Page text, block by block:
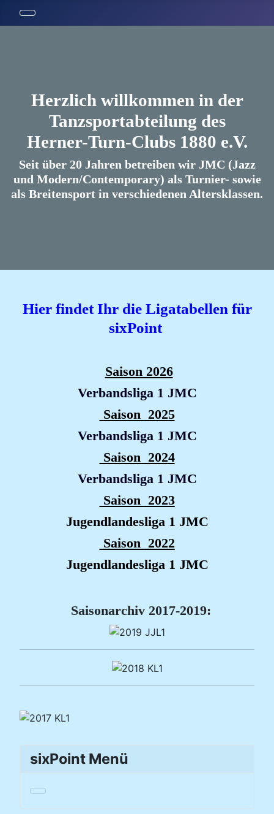
Herzlich willkommen in der
Tanzsportabteilung des
Herner-Turn-Clubs 1880 e.V.
Seit über 20 Jahren betreiben wir JMC (Jazz
und Modern/Contemporary) als Turnier- sowie
als Breitensport in verschiedenen Altersklassen.
sixPoint Menü
Hier findet Ihr die Ligatabellen für
sixPoint
Saison 2026
Verbandsliga 1 JMC
Saison 2025
Verbandsliga 1 JMC
Saison 2024
Verbandsliga 1 JMC
Saison 2023
Jugendlandesliga 1 JMC
Saison 2022
Jugendlandesliga 1 JMC
Saisonarchiv 2017-2019: